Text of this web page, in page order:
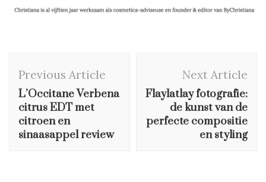
Navigation
Previous Article
L’Occitane Verbena
citrus EDT met
citroen en
sinaasappel review
Next Article
Flaylatlay fotografie:
de kunst van de
perfecte compositie
en styling